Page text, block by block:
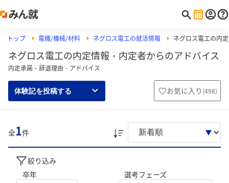
トップ 電機/機械/材料 ネグロス電工の就活情報 ネグロス電工の内
ネグロス電工の内定情報・内定者からのアドバイス
内定承諾・辞退理由・アドバイス
体験記を投稿する お気に入り (498)
全1件
絞り込み
卒年
選考フェーズ